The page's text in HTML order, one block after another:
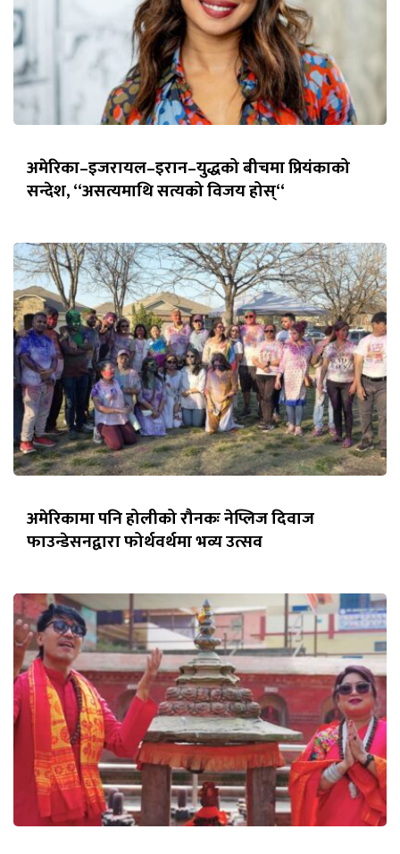
अमेरिका–इजरायल–इरान–युद्धको बीचमा प्रियंकाको
सन्देश, “असत्यमाथि सत्यको विजय होस्“
अमेरिकामा पनि होलीको रौनकः नेप्लिज दिवाज
फाउन्डेसनद्वारा फोर्थवर्थमा भव्य उत्सव